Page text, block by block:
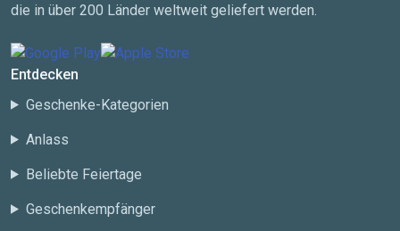
die in über 200 Länder weltweit geliefert werden.
Entdecken
Geschenke-Kategorien
Anlass
Beliebte Feiertage
Geschenkempfänger